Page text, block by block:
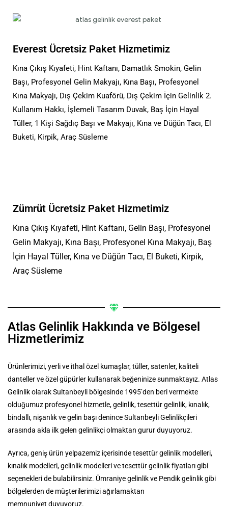
Everest Ücretsiz Paket Hizmetimiz
Kına Çıkış Kıyafeti, Hint Kaftanı, Damatlık Smokin, Gelin
Başı, Profesyonel Gelin Makyajı, Kına Başı, Profesyonel
Kına Makyajı, Dış Çekim Kuaförü, Dış Çekim İçin Gelinlik 2.
Kullanım Hakkı, İşlemeli Tasarım Duvak, Baş İçin Hayal
Tüller, 1 Kişi Sağdıç Başı ve Makyajı, Kına ve Düğün Tacı, El
Buketi, Kirpik, Araç Süsleme
Zümrüt Ücretsiz Paket Hizmetimiz
Kına Çıkış Kıyafeti, Hint Kaftanı, Gelin Başı, Profesyonel
Gelin Makyajı, Kına Başı, Profesyonel Kına Makyajı, Baş
İçin Hayal Tüller, Kına ve Düğün Tacı, El Buketi, Kirpik,
Araç Süsleme
Atlas Gelinlik Hakkında ve Bölgesel
Hizmetlerimiz
Ürünlerimizi, yerli ve ithal özel kumaşlar, tüller, satenler, kaliteli
danteller ve özel güpürler kullanarak beğeninize sunmaktayız. Atlas
Gelinlik olarak Sultanbeyli bölgesinde 1995’den beri vermekte
olduğumuz profesyonel hizmetle, gelinlik, tesettür gelinlik, kınalık,
bindallı, nişanlık ve gelin başı denince Sultanbeyli Gelinlikçileri
arasında akla ilk gelen gelinlikçi olmaktan gurur duyuyoruz.
Ayrıca, geniş ürün yelpazemiz içerisinde tesettür gelinlik modelleri,
kınalık modelleri, gelinlik modelleri ve tesettür gelinlik fiyatları gibi
seçenekleri de bulabilirsiniz. Ümraniye gelinlik ve Pendik gelinlik gibi
bölgelerden de müşterilerimizi ağırlamaktan
memnuniyet duyuyoruz.